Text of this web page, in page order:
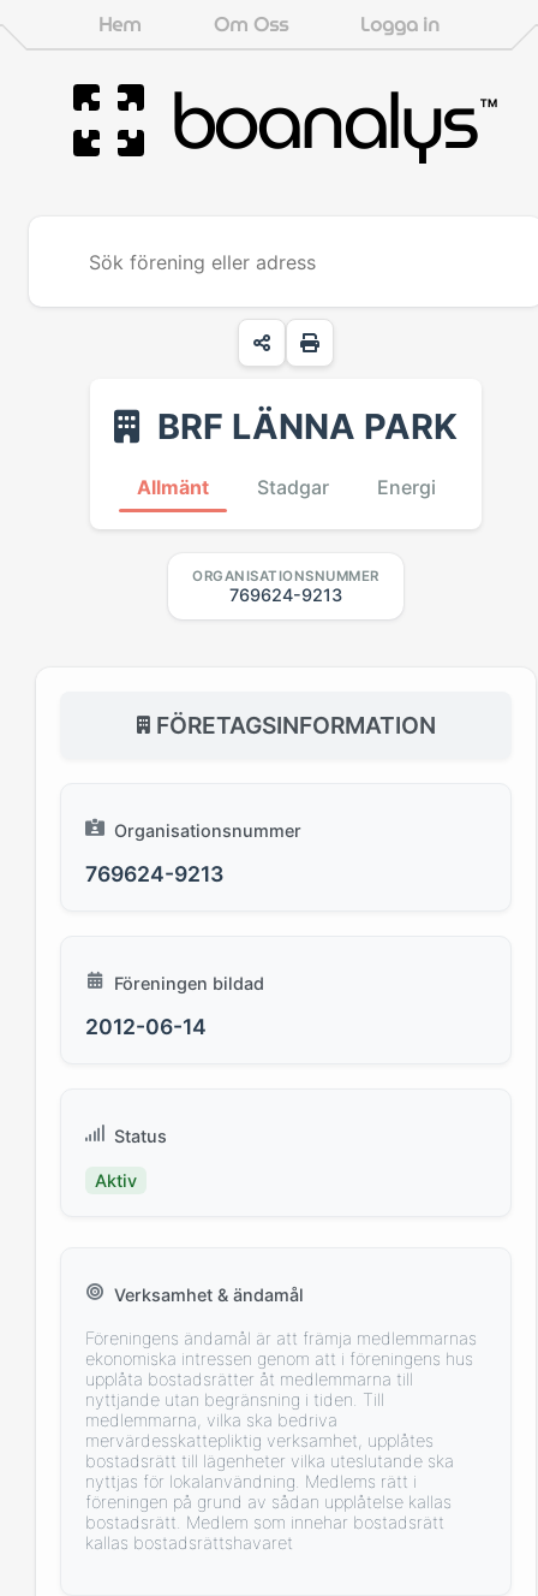
Hem Om Oss Logga in
boanalys™
BRF LÄNNA PARK
Allmänt Stadgar Energi
ORGANISATIONSNUMMER
769624-9213
FÖRETAGSINFORMATION
Organisationsnummer
769624-9213
Föreningen bildad
2012-06-14
Status
Aktiv
Verksamhet & ändamål
Föreningens ändamål är att främja medlemmarnas
ekonomiska intressen genom att i föreningens hus
upplåta bostadsrätter åt medlemmarna till
nyttjande utan begränsning i tiden. Till
medlemmarna, vilka ska bedriva
mervärdesskattepliktig verksamhet, upplåtes
bostadsrätt till lägenheter vilka uteslutande ska
nyttjas för lokalanvändning. Medlems rätt i
föreningen på grund av sådan upplåtelse kallas
bostadsrätt. Medlem som innehar bostadsrätt
kallas bostadsrättshavaret